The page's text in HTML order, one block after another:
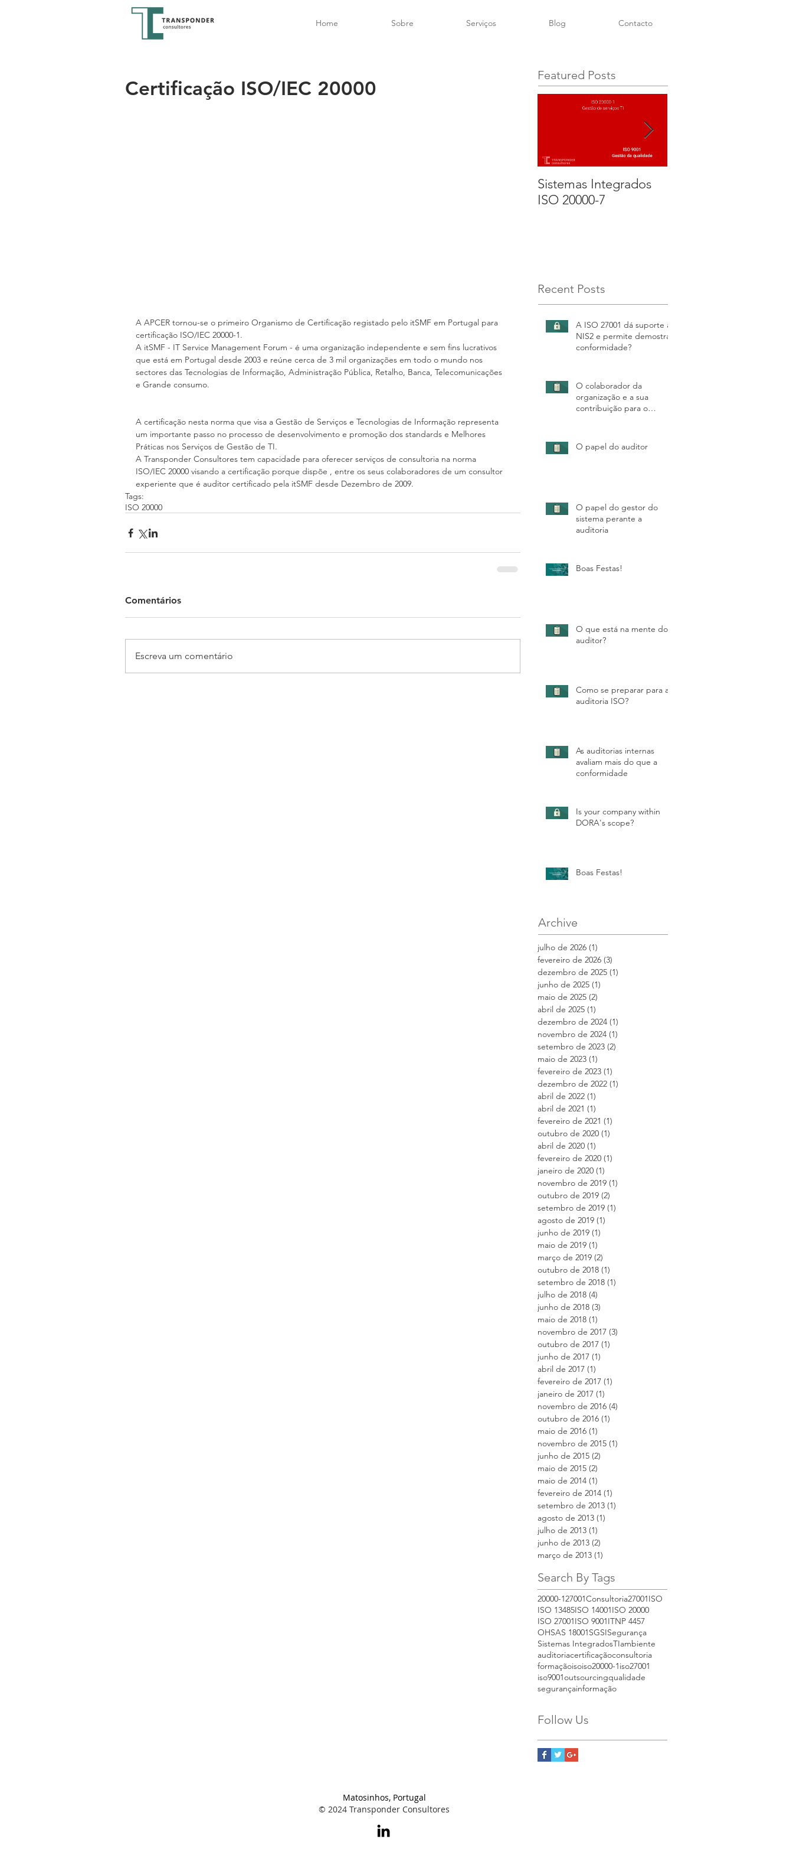
Home Sobre Serviços Blog Contacto
Certificação ISO/IEC 20000
A APCER tornou-se o primeiro Organismo de Certificação registado pelo itSMF em Portugal para
certificação ISO/IEC 20000-1.
A itSMF - IT Service Management Forum - é uma organização independente e sem fins lucrativos
que está em Portugal desde 2003 e reúne cerca de 3 mil organizações em todo o mundo nos
sectores das Tecnologias de Informação, Administração Pública, Retalho, Banca, Telecomunicações
e Grande consumo.
A certificação nesta norma que visa a Gestão de Serviços e Tecnologias de Informação representa
um importante passo no processo de desenvolvimento e promoção dos standards e Melhores
Práticas nos Serviços de Gestão de TI.
A Transponder Consultores tem capacidade para oferecer serviços de consultoria na norma
ISO/IEC 20000 visando a certificação porque dispõe , entre os seus colaboradores de um consultor
experiente que é auditor certificado pela itSMF desde Dezembro de 2009.
Tags:
ISO 20000
Comentários
Escreva um comentário
Featured Posts
Sistemas Integrados
ISO 20000-7
Recent Posts
A ISO 27001 dá suporte à
NIS2 e permite demostrar
conformidade?
O colaborador da
organização e a sua
contribuição para o
O papel do auditor
O papel do gestor do
sistema perante a
auditoria
Boas Festas!
O que está na mente do
auditor?
Como se preparar para a
auditoria ISO?
As auditorias internas
avaliam mais do que a
conformidade
Is your company within
DORA's scope?
Boas Festas!
Archive
julho de 2026 (1)
fevereiro de 2026 (3)
dezembro de 2025 (1)
junho de 2025 (1)
maio de 2025 (2)
abril de 2025 (1)
dezembro de 2024 (1)
novembro de 2024 (1)
setembro de 2023 (2)
maio de 2023 (1)
fevereiro de 2023 (1)
dezembro de 2022 (1)
abril de 2022 (1)
abril de 2021 (1)
fevereiro de 2021 (1)
outubro de 2020 (1)
abril de 2020 (1)
fevereiro de 2020 (1)
janeiro de 2020 (1)
novembro de 2019 (1)
outubro de 2019 (2)
setembro de 2019 (1)
agosto de 2019 (1)
junho de 2019 (1)
maio de 2019 (1)
março de 2019 (2)
outubro de 2018 (1)
setembro de 2018 (1)
julho de 2018 (4)
junho de 2018 (3)
maio de 2018 (1)
novembro de 2017 (3)
outubro de 2017 (1)
junho de 2017 (1)
abril de 2017 (1)
fevereiro de 2017 (1)
janeiro de 2017 (1)
novembro de 2016 (4)
outubro de 2016 (1)
maio de 2016 (1)
novembro de 2015 (1)
junho de 2015 (2)
maio de 2015 (2)
maio de 2014 (1)
fevereiro de 2014 (1)
setembro de 2013 (1)
agosto de 2013 (1)
julho de 2013 (1)
junho de 2013 (2)
março de 2013 (1)
Search By Tags
20000-127001Consultoria27001ISO
ISO 13485ISO 14001ISO 20000
ISO 27001ISO 9001ITNP 4457
OHSAS 18001SGSISegurança
Sistemas IntegradosTIambiente
auditoriacertificaçãoconsultoria
formaçãoisoiso20000-1iso27001
iso9001outsourcingqualidade
segurançainformação
Follow Us
Matosinhos, Portugal
© 2024 Transponder Consultores